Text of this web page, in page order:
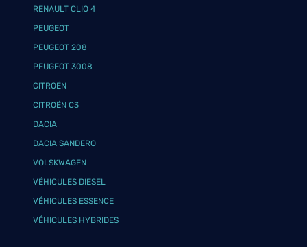
RENAULT CLIO 4
PEUGEOT
PEUGEOT 208
PEUGEOT 3008
CITROËN
CITROËN C3
DACIA
DACIA SANDERO
VOLSKWAGEN
VÉHICULES DIESEL
VÉHICULES ESSENCE
VÉHICULES HYBRIDES